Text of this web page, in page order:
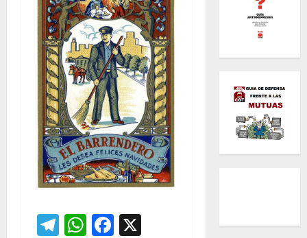
Telegram
WhatsApp
Facebook